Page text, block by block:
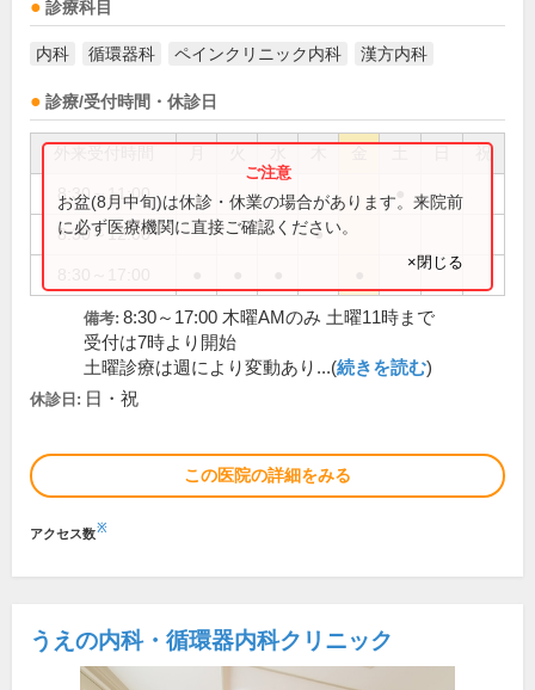
診療科目
内科 循環器科 ペインクリニック内科 漢方内科
診療/受付時間・休診日
祝
8:30～11:00
8:30～12:00 ●
お盆(8月中旬)は休診・休業の場合があります。来院前
に必ず医療機関に直接ご確認ください。
×閉じる
備考: 8:30～17:00 木曜AMのみ 土曜11時まで
受付は7時より開始
土曜診療は週により変動あり...(続きを読む)
休診日: 日・祝
この医院の詳細をみる
アクセス数※
うえの内科・循環器内科クリニック